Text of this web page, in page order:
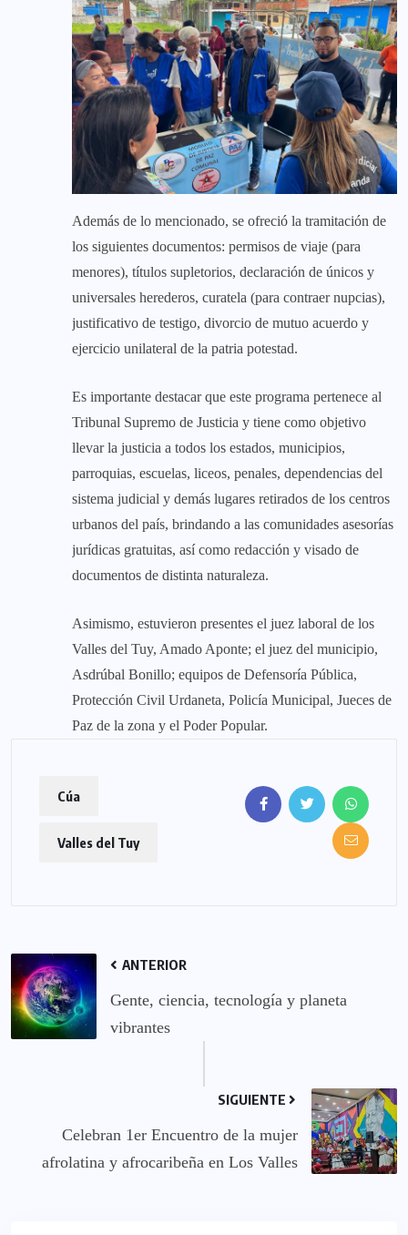
Además de lo mencionado, se ofreció la tramitación de
los siguientes documentos: permisos de viaje (para
menores), títulos supletorios, declaración de únicos y
universales herederos, curatela (para contraer nupcias),
justificativo de testigo, divorcio de mutuo acuerdo y
ejercicio unilateral de la patria potestad.
Es importante destacar que este programa pertenece al
Tribunal Supremo de Justicia y tiene como objetivo
llevar la justicia a todos los estados, municipios,
parroquias, escuelas, liceos, penales, dependencias del
sistema judicial y demás lugares retirados de los centros
urbanos del país, brindando a las comunidades asesorías
jurídicas gratuitas, así como redacción y visado de
documentos de distinta naturaleza.
Asimismo, estuvieron presentes el juez laboral de los
Valles del Tuy, Amado Aponte; el juez del municipio,
Asdrúbal Bonillo; equipos de Defensoría Pública,
Protección Civil Urdaneta, Policía Municipal, Jueces de
Paz de la zona y el Poder Popular.
Cúa
Valles del Tuy
ANTERIOR
Gente, ciencia, tecnología y planeta
vibrantes
SIGUIENTE
Celebran 1er Encuentro de la mujer
afrolatina y afrocaribeña en Los Valles